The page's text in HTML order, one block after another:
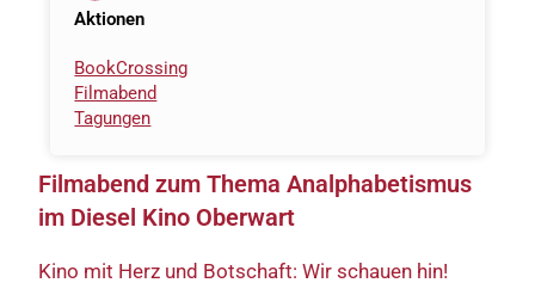
Aktionen
BookCrossing
Filmabend
Tagungen
Filmabend zum Thema Analphabetismus
im Diesel Kino Oberwart
Kino mit Herz und Botschaft: Wir schauen hin!